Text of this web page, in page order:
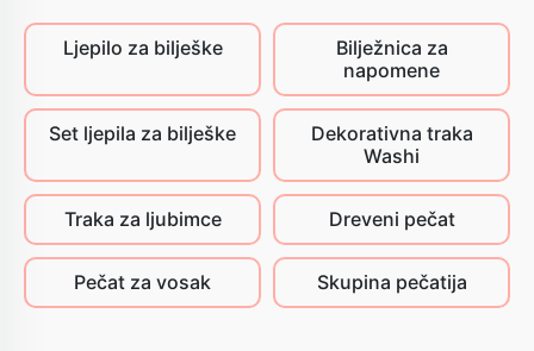
Ljepilo za bilješke
Bilježnica za
napomene
Set ljepila za bilješke
Dekorativna traka
Washi
Traka za ljubimce Dreveni pečat
Pečat za vosak Skupina pečatija